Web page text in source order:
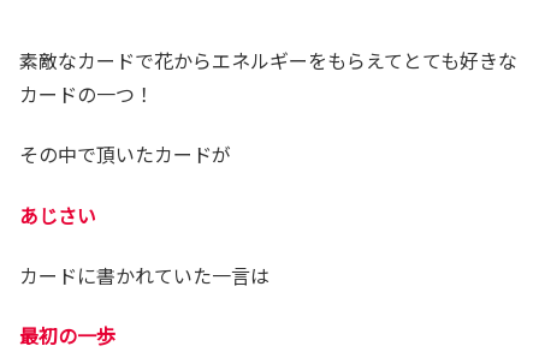
素敵なカードで花からエネルギーをもらえてとても好きな
カードの一つ！
その中で頂いたカードが
あじさい
カードに書かれていた一言は
最初の一歩